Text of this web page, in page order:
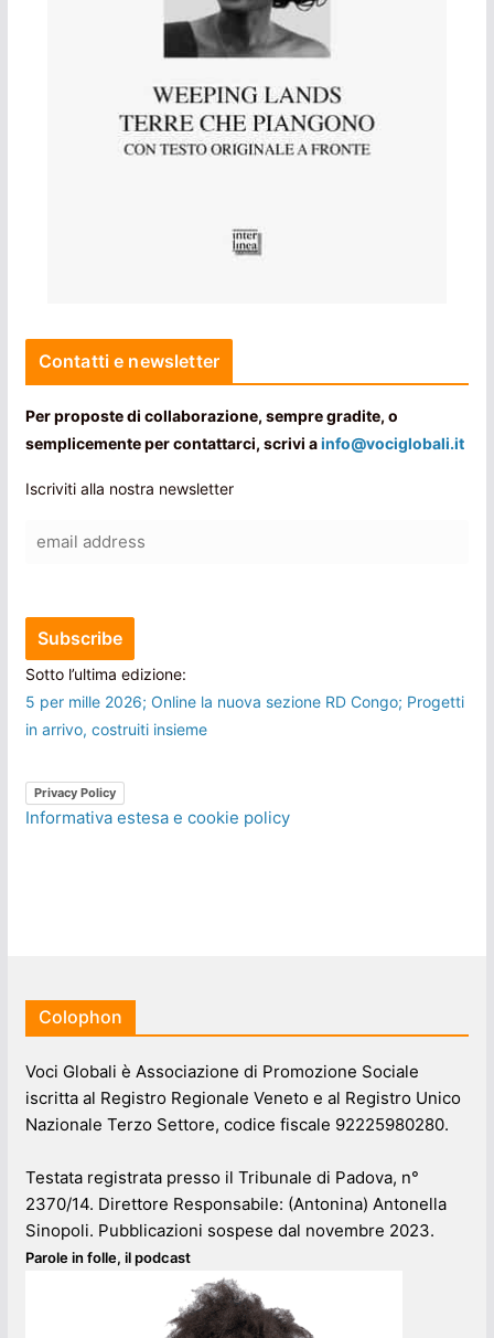
Contatti e newsletter
Per proposte di collaborazione, sempre gradite, o
semplicemente per contattarci, scrivi ainfo@vociglobali.it
Iscriviti alla nostra newsletter
Sotto l’ultima edizione:
5 per mille 2026; Online la nuova sezione RD Congo; Progetti
in arrivo, costruiti insieme
Privacy Policy
Informativa estesa e cookie policy
Colophon
Voci Globali è Associazione di Promozione Sociale
iscritta al Registro Regionale Veneto e al Registro Unico
Nazionale Terzo Settore, codice fiscale 92225980280.
Testata registrata presso il Tribunale di Padova, n°
2370/14. Direttore Responsabile: (Antonina) Antonella
Sinopoli. Pubblicazioni sospese dal novembre 2023.
Parole in folle, il podcast